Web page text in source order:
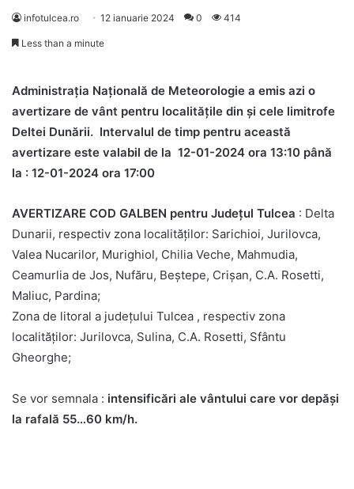
infotulcea.ro 12 ianuarie 2024 0 414
Less than a minute
Administrația Națională de Meteorologie a emis azi o
avertizare de vânt pentru localitățile din și cele limitrofe
Deltei Dunării. Intervalul de timp pentru această
avertizare este valabil de la 12-01-2024 ora 13:10 până
la : 12-01-2024 ora 17:00
AVERTIZARE COD GALBEN pentru Județul Tulcea : Delta
Dunarii, respectiv zona localităților: Sarichioi, Jurilovca,
Valea Nucarilor, Murighiol, Chilia Veche, Mahmudia,
Ceamurlia de Jos, Nufăru, Beștepe, Crișan, C.A. Rosetti,
Maliuc, Pardina;
Zona de litoral a județului Tulcea , respectiv zona
localităților: Jurilovca, Sulina, C.A. Rosetti, Sfântu
Gheorghe;
Se vor semnala : intensificări ale vântului care vor depăși
la rafală 55…60 km/h.